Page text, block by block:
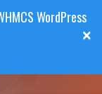
×
WordPress